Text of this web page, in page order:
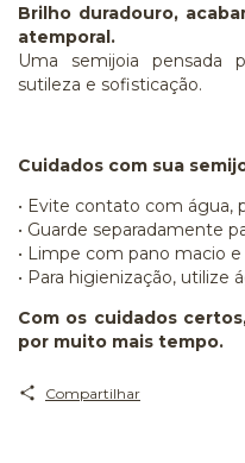
Brilho duradouro,
atemporal.
Uma semijoia pensada
sutileza e sofisticação.
Cuidados com sua
• Evite contato com água,
• Guarde separadamente
• Limpe com pano macio
• Para higienização,
Com os cuidados
por muito mais tempo.
Compartilhar